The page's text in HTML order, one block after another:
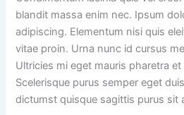
blandit massa enim nec. Ipsum
adipiscing. Elementum nisi quis
vitae proin. Urna nunc id cursus
Ultricies mi eget mauris pharetra
Scelerisque purus semper eget
dictumst quisque sagittis purus sit